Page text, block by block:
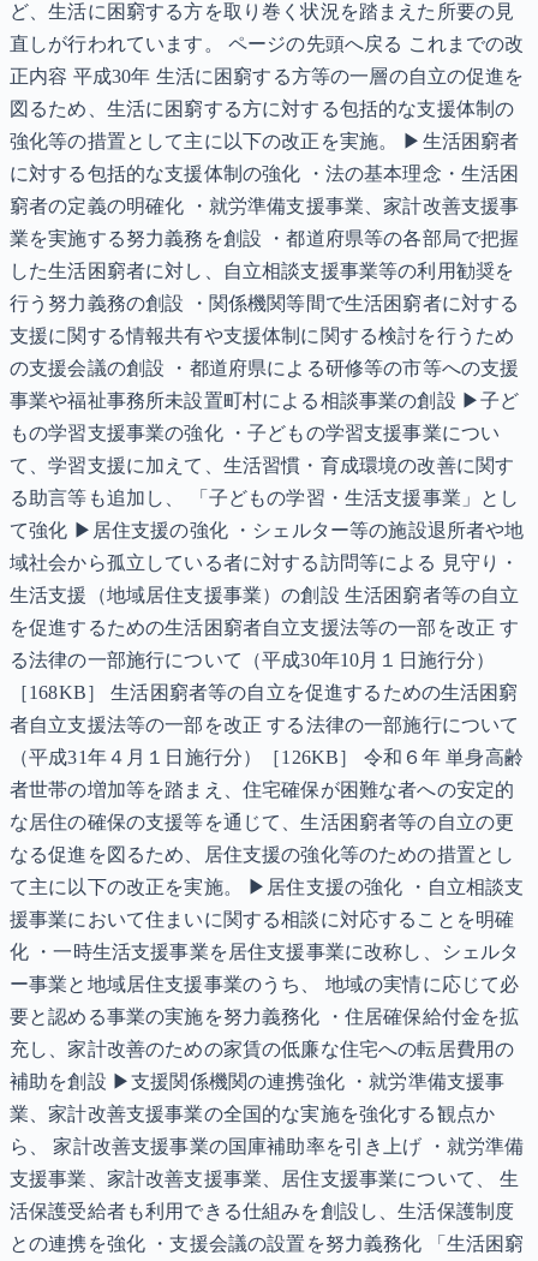
ど、生活に困窮する方を取り巻く状況を踏まえた所要の見
直しが行われています。 ページの先頭へ戻る これまでの改
正内容 平成30年 生活に困窮する方等の一層の自立の促進を
図るため、生活に困窮する方に対する包括的な支援体制の
強化等の措置として主に以下の改正を実施。 ▶生活困窮者
に対する包括的な支援体制の強化 ・法の基本理念・生活困
窮者の定義の明確化 ・就労準備支援事業、家計改善支援事
業を実施する努力義務を創設 ・都道府県等の各部局で把握
した生活困窮者に対し、自立相談支援事業等の利用勧奨を
行う努力義務の創設 ・関係機関等間で生活困窮者に対する
支援に関する情報共有や支援体制に関する検討を行うため
の支援会議の創設 ・都道府県による研修等の市等への支援
事業や福祉事務所未設置町村による相談事業の創設 ▶子ど
もの学習支援事業の強化 ・子どもの学習支援事業につい
て、学習支援に加えて、生活習慣・育成環境の改善に関す
る助言等も追加し、 「子どもの学習・生活支援事業」とし
て強化 ▶居住支援の強化 ・シェルター等の施設退所者や地
域社会から孤立している者に対する訪問等による 見守り・
生活支援（地域居住支援事業）の創設 生活困窮者等の自立
を促進するための生活困窮者自立支援法等の一部を改正 す
る法律の一部施行について（平成30年10月１日施行分）
［168KB］ 生活困窮者等の自立を促進するための生活困窮
者自立支援法等の一部を改正 する法律の一部施行について
（平成31年４月１日施行分）［126KB］ 令和６年 単身高齢
者世帯の増加等を踏まえ、住宅確保が困難な者への安定的
な居住の確保の支援等を通じて、生活困窮者等の自立の更
なる促進を図るため、居住支援の強化等のための措置とし
て主に以下の改正を実施。 ▶居住支援の強化 ・自立相談支
援事業において住まいに関する相談に対応することを明確
化 ・一時生活支援事業を居住支援事業に改称し、シェルタ
ー事業と地域居住支援事業のうち、 地域の実情に応じて必
要と認める事業の実施を努力義務化 ・住居確保給付金を拡
充し、家計改善のための家賃の低廉な住宅への転居費用の
補助を創設 ▶支援関係機関の連携強化 ・就労準備支援事
業、家計改善支援事業の全国的な実施を強化する観点か
ら、 家計改善支援事業の国庫補助率を引き上げ ・就労準備
支援事業、家計改善支援事業、居住支援事業について、 生
活保護受給者も利用できる仕組みを創設し、生活保護制度
との連携を強化 ・支援会議の設置を努力義務化 「生活困窮